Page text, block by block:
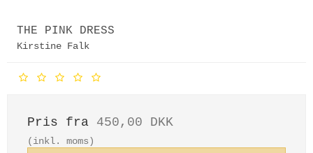
THE PINK DRESS
Kirstine Falk
Pris fra 450,00 DKK
(inkl. moms)